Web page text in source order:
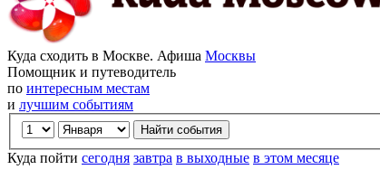
Куда сходить в Москве. Афиша Москвы
Помощник и путеводитель
по интересным местам
и лучшим событиям
Куда пойти сегодня завтра в выходные в этом месяце